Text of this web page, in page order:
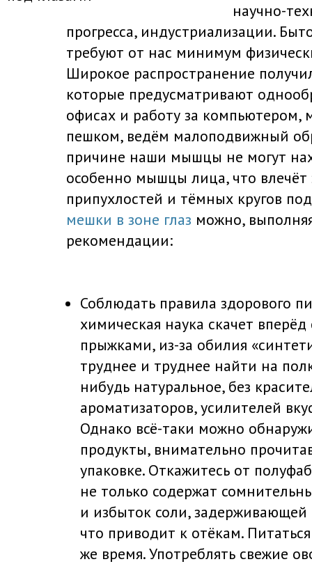
научно-
прогресса, индустриализации.
требуют от нас минимум
Широкое распространение
которые предусматривают
офисах и работу за компьютером,
пешком, ведём малоподвижный
причине наши мышцы не могут
особенно мышцы лица, что влечёт
припухлостей и тёмных кругов
мешки в зоне глаз можно,
рекомендации:
Соблюдать правила здорового
химическая наука скачет
прыжками, из-за обилия
труднее и труднее найти на
нибудь натуральное, без
ароматизаторов, усилителей
Однако всё-таки можно
продукты, внимательно
упаковке. Откажитесь от
не только содержат
и избыток соли, задерживающей
что приводит к отёкам.
же время. Употреблять свежие